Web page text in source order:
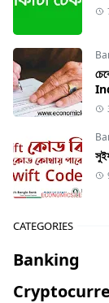
CATEGORIES
Banking